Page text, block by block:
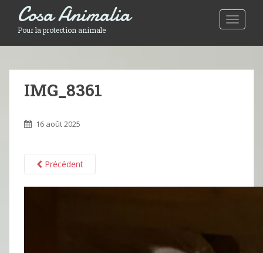
Toggle
Cosa Animalia
Pour la protection animale
IMG_8361
16 août 2025
Précédent